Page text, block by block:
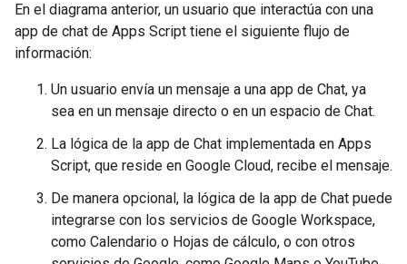
En el diagrama anterior, un usuario que interactúa con una
app de chat de Apps Script tiene el siguiente flujo de
información:
Un usuario envía un mensaje a una app de Chat, ya
sea en un mensaje directo o en un espacio de Chat.
La lógica de la app de Chat implementada en Apps
Script, que reside en Google Cloud, recibe el mensaje.
De manera opcional, la lógica de la app de Chat puede
integrarse con los servicios de Google Workspace,
como Calendario o Hojas de cálculo, o con otros